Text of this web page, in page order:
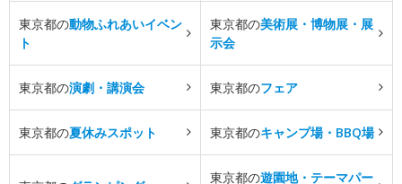
東京都の動物ふれあいイベン
ト
東京都の美術展・博物展・展
示会
東京都の演劇・講演会 東京都のフェア
東京都の夏休みスポット 東京都のキャンプ場・BBQ場
東京都の遊園地・テーマパー